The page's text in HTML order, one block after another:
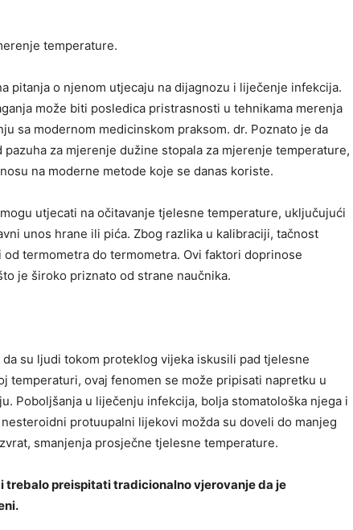
temperature.
pitanja o njenom utjecaju na dijagnozu i liječenje infekcija.
može biti posledica pristrasnosti u tehnikama merenja
sa modernom medicinskom praksom. dr. Poznato je da
za mjerenje dužine stopala za mjerenje temperature,
na moderne metode koje se danas koriste.
utjecati na očitavanje tjelesne temperature, uključujući
unos hrane ili pića. Zbog razlika u kalibraciji, tačnost
termometra do termometra. Ovi faktori doprinose
je široko priznato od strane naučnika.
su ljudi tokom proteklog vijeka iskusili pad tjelesne
temperaturi, ovaj fenomen se može pripisati napretku u
Poboljšanja u liječenju infekcija, bolja stomatološka njega i
protuupalni lijekovi možda su doveli do manjeg
smanjenja prosječne tjelesne temperature.
trebalo preispitati tradicionalno vjerovanje da je